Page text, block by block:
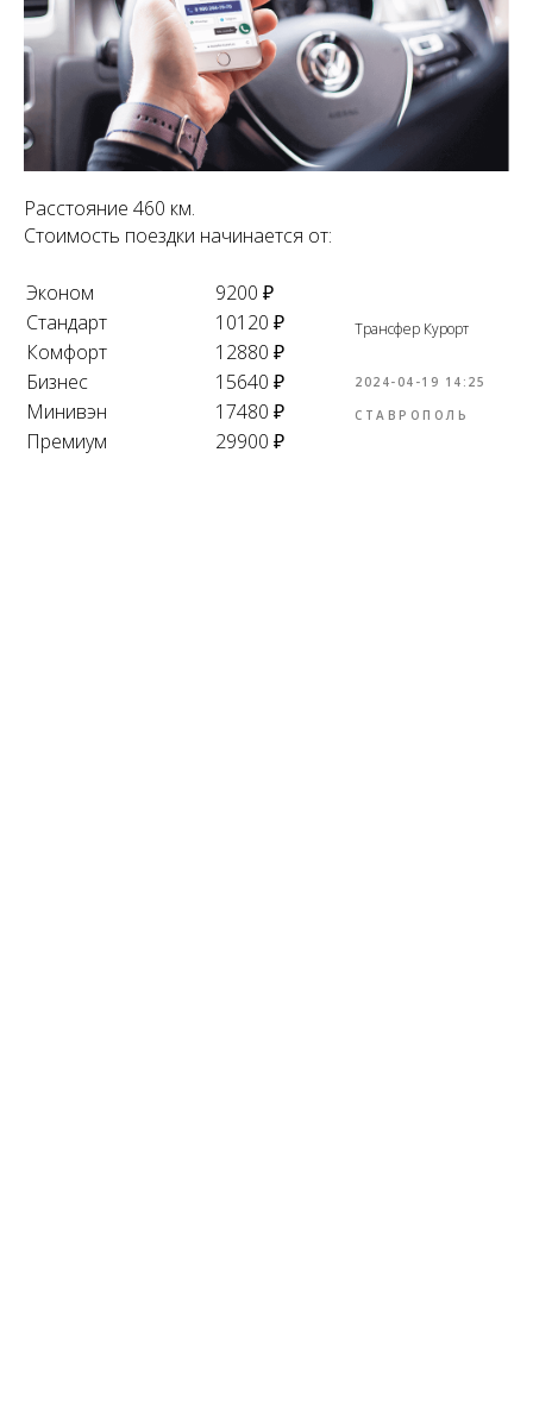
Расстояние 460 км.
Стоимость поездки начинается от:
Эконом
9200 ₽
Стандарт
10120 ₽
Комфорт
12880 ₽
Бизнес
15640 ₽
Минивэн
17480 ₽
Премиум
29900 ₽
Трансфер Курорт
2024-04-19 14:25
СТАВРОПОЛЬ